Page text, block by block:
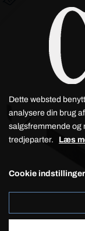
Dette websted
analysere din brug
salgsfremmende og
tredjeparter. Læs
Cookie indstillinger